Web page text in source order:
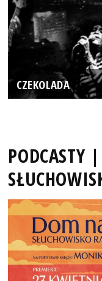
CZEKOLADA
PODCASTY